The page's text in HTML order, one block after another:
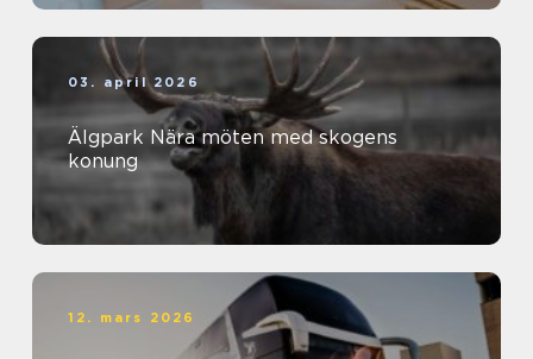
03. april 2026
Älgpark Nära möten med skogens
konung
12. mars 2026